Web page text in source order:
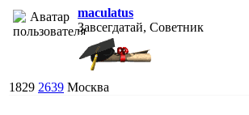
maculatus
Завсегдатай, Советник
1829 2639 Москва